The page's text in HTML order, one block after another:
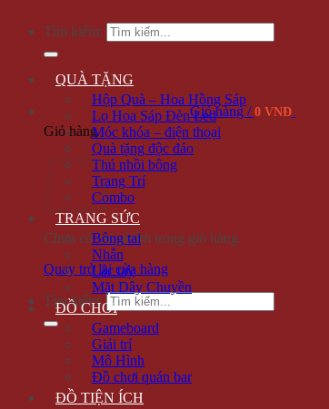
Tìm kiếm:
Giỏ hàng / 0 VNĐ
Giỏ hàng
Chưa có sản phẩm trong giỏ hàng.
Quay trở lại cửa hàng
Tìm kiếm:
QUÀ TẶNG
Hộp Quà – Hoa Hồng Sáp
Lọ Hoa Sáp Đèn Led
Móc khóa – điện thoại
Quà tặng độc đáo
Thú nhồi bông
Trang Trí
Combo
TRANG SỨC
Bông tai
Nhẫn
Lắc tay
Mặt Dây Chuyền
ĐỒ CHƠI
Gameboard
Giải trí
Mô Hình
Đồ chơi quán bar
ĐỒ TIỆN ÍCH